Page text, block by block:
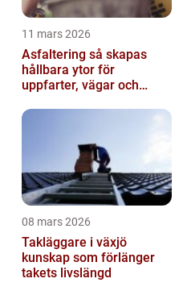
11 mars 2026
Asfaltering så skapas
hållbara ytor för
uppfarter, vägar och
08 mars 2026
Takläggare i växjö
kunskap som förlänger
takets livslängd